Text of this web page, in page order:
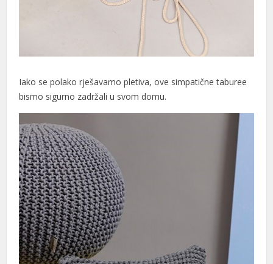
Iako se polako rješavamo pletiva, ove simpatične taburee
bismo sigurno zadržali u svom domu.